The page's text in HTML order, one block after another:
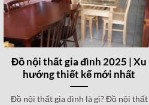
Đồ nội thất gia đình 2025 | Xu
hướng thiết kế mới nhất
Đồ nội thất gia đình là gì? Đồ nội thất